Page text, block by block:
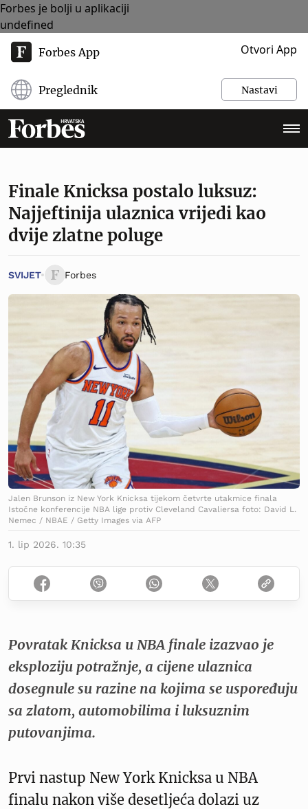
Forbes je bolji u aplikaciji
undefined
Forbes App Otvori App
Preglednik Nastavi
Finale Knicksa postalo luksuz:
Najjeftinija ulaznica vrijedi kao
dvije zlatne poluge
SVIJET Forbes
Jalen Brunson iz New York Knicksa tijekom četvrte utakmice finala
Istočne konferencije NBA lige protiv Cleveland Cavaliersa foto: David L.
Nemec / NBAE / Getty Images via AFP
1. lip 2026. 10:35
Povratak Knicksa u NBA finale izazvao je
eksploziju potražnje, a cijene ulaznica
dosegnule su razine na kojima se uspoređuju
sa zlatom, automobilima i luksuznim
putovanjima.
Prvi nastup New York Knicksa u NBA
finalu nakon više desetljeća dolazi uz